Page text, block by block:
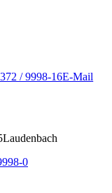
/ 9998-16E-Mail
Laudenbach
0